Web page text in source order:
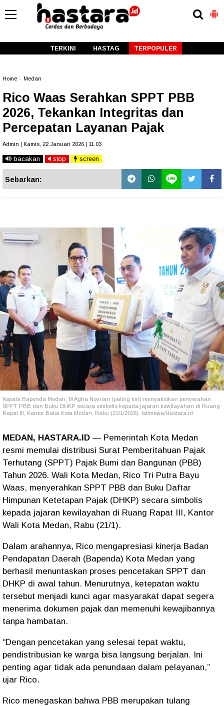
TERKINI HASTAG TERPOPULER
Home Medan
Rico Waas Serahkan SPPT PBB
2026, Tekankan Integritas dan
Percepatan Layanan Pajak
Admin | Kamis, 22 Januari 2026 | 11.03
bacakan stop screen
Sebarkan:
Kepala Bapenda Medan, M Agha Novrian (paling kiri) menyaksikan penyerahan
SPPT PBB dan Buku DHKP secara simbolis kepada jajaran kewilayahan di Ruang
Rapat III, Kantor Balai Kota Medan, Rabu (21/1/2026). Istimewa/Hastara.id
MEDAN, HASTARA.ID — Pemerintah Kota Medan
resmi memulai distribusi Surat Pemberitahuan Pajak
Terhutang (SPPT) Pajak Bumi dan Bangunan (PBB)
Tahun 2026. Wali Kota Medan, Rico Tri Putra Bayu
Waas, menyerahkan SPPT PBB dan Buku Daftar
Himpunan Ketetapan Pajak (DHKP) secara simbolis
kepada jajaran kewilayahan di Ruang Rapat III, Kantor
Wali Kota Medan, Rabu (21/1).
Dalam arahannya, Rico mengapresiasi kinerja Badan
Pendapatan Daerah (Bapenda) Kota Medan yang
berhasil menuntaskan proses pencetakan SPPT dan
DHKP di awal tahun. Menurutnya, ketepatan waktu
tersebut menjadi kunci agar masyarakat dapat segera
menerima dokumen pajak dan memenuhi kewajibannya
tanpa hambatan.
“Dengan pencetakan yang selesai tepat waktu,
pendistribusian ke warga bisa langsung berjalan. Ini
penting agar tidak ada penundaan dalam pelayanan,”
ujar Rico.
Rico menegaskan bahwa PBB merupakan tulang